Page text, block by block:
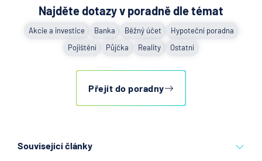
Najděte dotazy v poradně dle témat
Akcie a investice Banka Běžný účet
Hypoteční poradna
Pojištění
Půjčka Reality Ostatní
Přejít do poradny
Související články